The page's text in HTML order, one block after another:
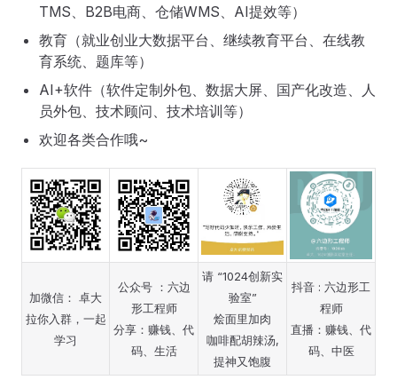
TMS、B2B电商、仓储WMS、AI提效等）
教育（就业创业大数据平台、继续教育平台、在线教
育系统、题库等）
AI+软件（软件定制外包、数据大屏、国产化改造、人
员外包、技术顾问、技术培训等）
欢迎各类合作哦~
加微信： 卓大
拉你入群，一起
学习
公众号 ：六边
形工程师
分享：赚钱、代
码、生活
请 “1024创新实
验室”
烩面里加肉
咖啡配胡辣汤,
提神又饱腹
抖音 : 六边形工
程师
直播：赚钱、代
码、中医